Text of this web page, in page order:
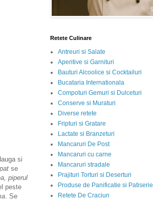
si
se
piperul
peste
. Se
Retete Culinare
Antreuri si Salate
Aperitive si Garnituri
Bauturi Alcoolice si Cocktailuri
Bucataria Internationala
Compoturi Gemuri si Dulceturi
Conserve si Muraturi
Diverse retete
Fripturi si Gratare
Lactate si Branzeturi
Mancaruri De Post
Mancaruri cu carne
Mancaruri stradale
Prajituri Torturi si Deserturi
Produse de Panificatie si Patiserie
Retete De Craciun